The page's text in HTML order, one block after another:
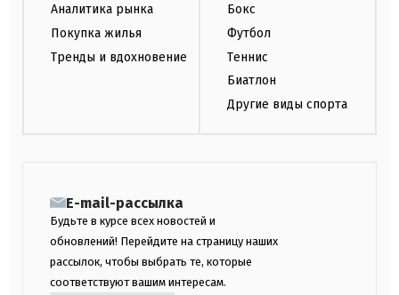
Аналитика рынка
Покупка жилья
Тренды и вдохновение
Бокс
Футбол
Теннис
Биатлон
Другие виды спорта
E-mail-рассылка
Будьте в курсе всех новостей и
обновлений! Перейдите на страницу наших
рассылок, чтобы выбрать те, которые
соответствуют вашим интересам.